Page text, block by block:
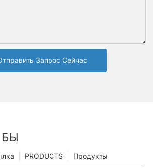
Запрос Сейчас
Продукты
PRODUCTS